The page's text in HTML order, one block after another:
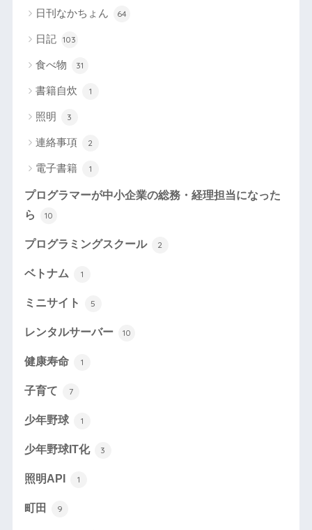
日刊なかちょん 64
日記 103
食べ物 31
書籍自炊 1
照明 3
連絡事項 2
電子書籍 1
プログラマーが中小企業の総務・経理担当になった
ら
10
プログラミングスクール 2
ベトナム 1
ミニサイト 5
レンタルサーバー 10
健康寿命 1
子育て 7
少年野球 1
少年野球IT化 3
照明API 1
町田 9